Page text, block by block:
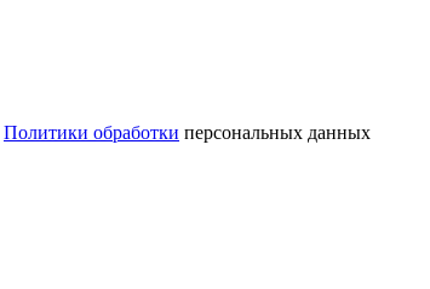
Политики обработки персональных данных